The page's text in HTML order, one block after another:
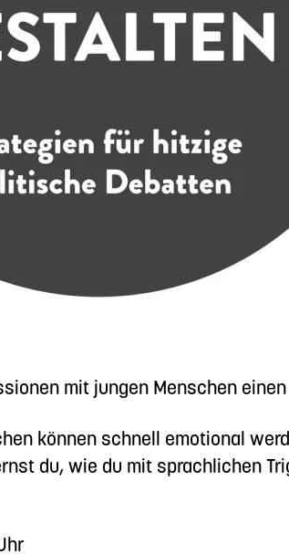
mit jungen Menschen
können schnell emotional
du, wie du mit sprachlichen